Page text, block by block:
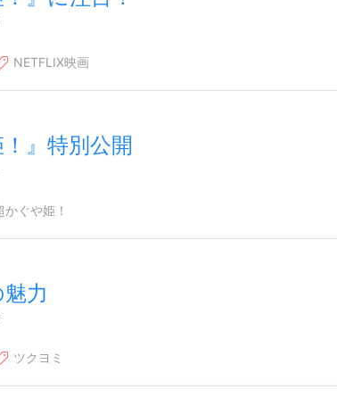
NETFLIX映画
！』特別公開
かぐや姫！
力
ツクヨミ